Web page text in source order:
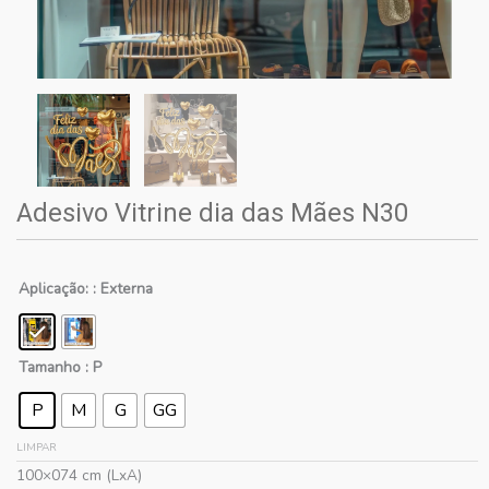
Adesivo Vitrine dia das Mães N30
Aplicação: : Externa
Tamanho : P
P M G GG
LIMPAR
100×074 cm (LxA)